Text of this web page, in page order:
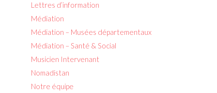
Lettres d’information
Médiation
Médiation – Musées départementaux
Médiation – Santé & Social
Musicien Intervenant
Nomadistan
Notre équipe